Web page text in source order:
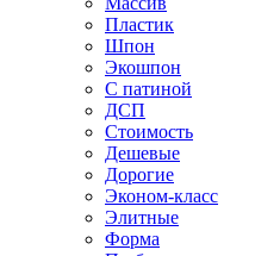
Пластик
Шпон
Экошпон
С патиной
ДСП
Стоимость
Дешевые
Дорогие
Эконом-класс
Элитные
Форма